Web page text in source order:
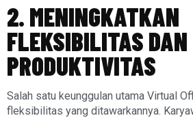
2. MENINGKATKAN
FLEKSIBILITAS DAN
PRODUKTIVITAS
Salah satu keunggulan utama Virtual
fleksibilitas yang ditawarkannya.